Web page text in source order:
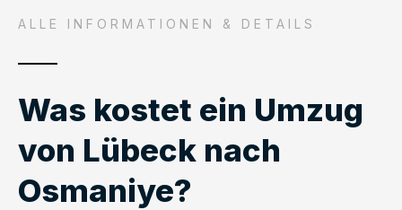
ALLE INFORMATIONEN & DETAILS
Was kostet ein Umzug
von Lübeck nach
Osmaniye?